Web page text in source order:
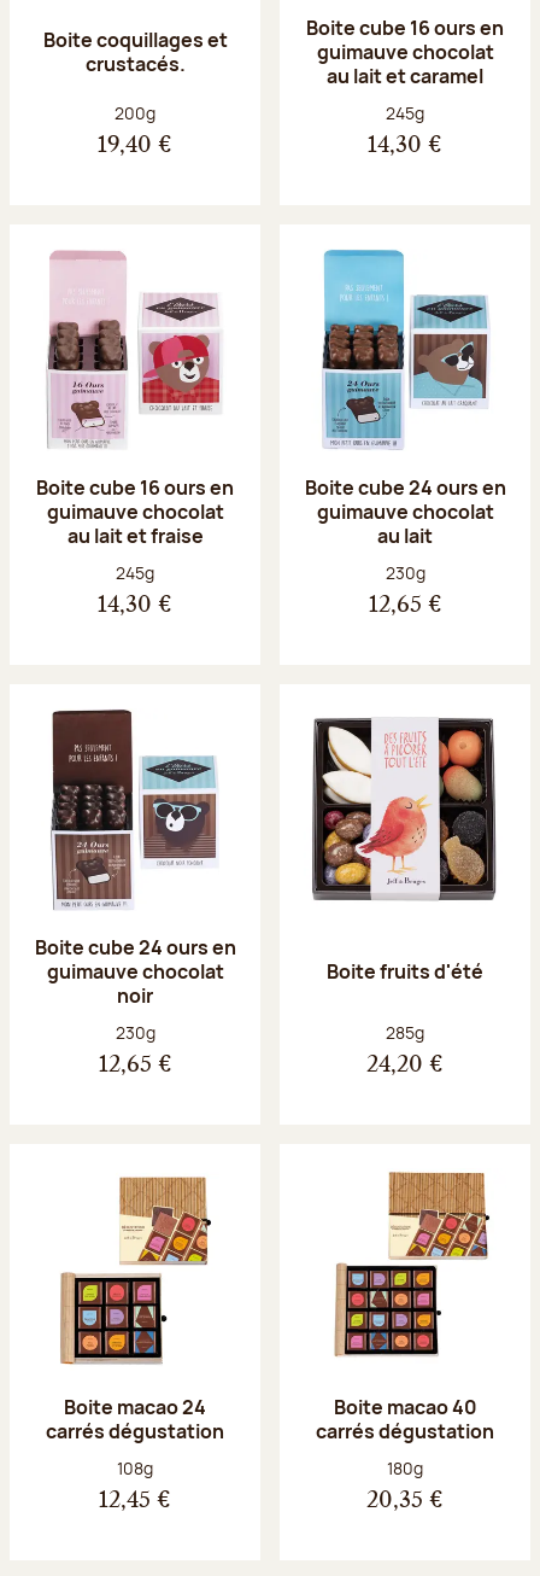
Boite coquillages et
crustacés.
Poids net :
200g
19,40 €
Boite cube 16 ours en
guimauve chocolat
au lait et caramel
Poids net :
245g
14,30 €
Boite cube 16 ours en
guimauve chocolat
au lait et fraise
Poids net :
245g
14,30 €
Boite cube 24 ours en
guimauve chocolat
au lait
Poids net :
230g
12,65 €
Boite cube 24 ours en
guimauve chocolat
noir
Poids net :
230g
12,65 €
Boite fruits d'été
Poids net :
285g
24,20 €
Boite macao 24
carrés dégustation
Poids net :
108g
12,45 €
Boite macao 40
carrés dégustation
Poids net :
180g
20,35 €